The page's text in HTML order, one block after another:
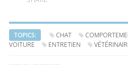
TOPICS: CHAT
VOITURE
ENTRETIEN